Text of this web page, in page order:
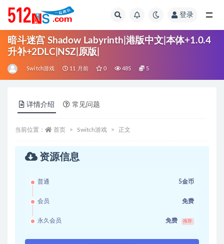
登录
暗斗迷宫 Shadow Labyrinth|港版中文|本体+1.0.4
升补+2DLC|NSZ|原版|
Switch游戏 11 月前 0 485 5
详情介绍 常见问题
当前位置： 首页 Switch游戏 正文
资源信息
普通 5金币
会员 免费
永久会员 免费 推荐